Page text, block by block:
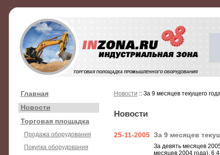
Главная
Новости
Торговая площадка
Продажа оборудования
Покупка оборудования
Новости :: За 9 месяцев текущего
Новости
25-11-2005 За 9 месяцев
За девять месяцев
месяцев 2004 года), 6